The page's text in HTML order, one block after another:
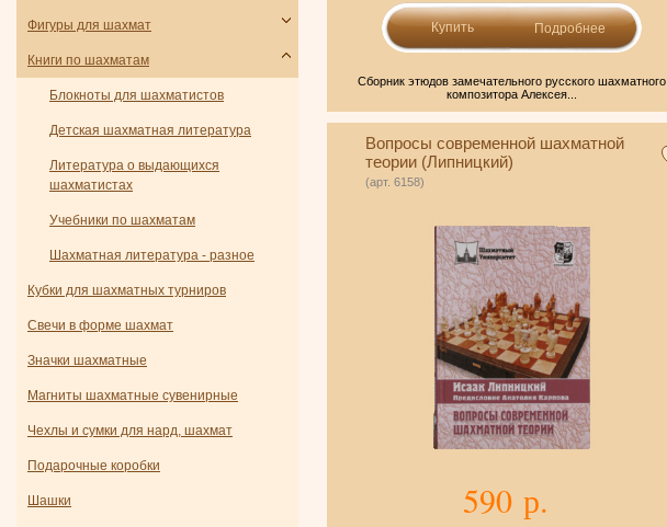
Подробнее
Сборник этюдов замечательного русского шахматного
композитора Алексея...
Вопросы современной шахматной
теории (Липницкий)
(арт. 6158)
590 р.
Фигуры для шахмат
Книги по шахматам
Блокноты для шахматистов
Детская шахматная литература
Литература о выдающихся
шахматистах
Учебники по шахматам
Шахматная литература - разное
Кубки для шахматных турниров
Свечи в форме шахмат
Значки шахматные
Магниты шахматные сувенирные
Чехлы и сумки для нард, шахмат
Подарочные коробки
Шашки